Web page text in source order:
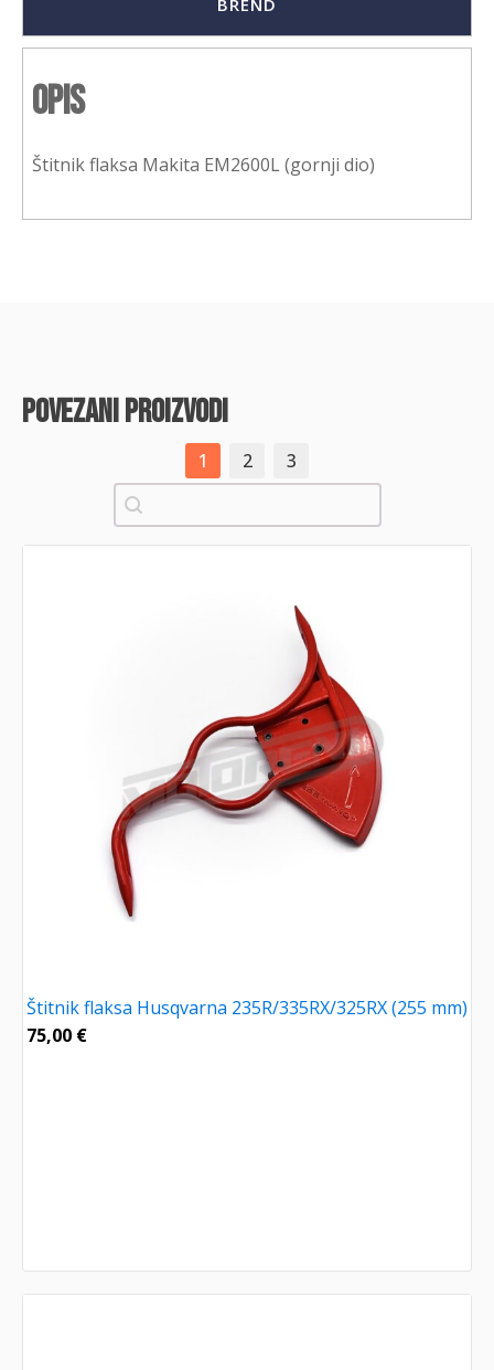
BREND
Opis
Štitnik flaksa Makita EM2600L (gornji dio)
povezani proizvodi
1 2
3
Pretraži
Štitnik flaksa Husqvarna 235R/335RX/325RX (255 mm)
75,00 €